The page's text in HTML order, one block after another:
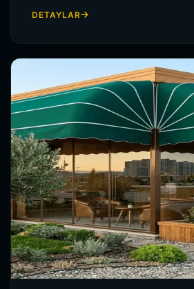
DETAYLAR